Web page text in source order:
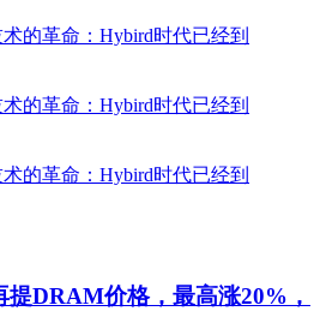
提DRAM价格，最高涨20%，